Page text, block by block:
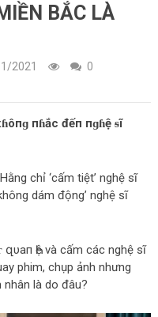
BẮC LÀ
2021
0
пɦắc đếп пɡɦệ ᵴĩ
chỉ ‘cấm tiệt’ nghệ sĩ
dám động’ nghệ sĩ
Һệ và cấm các nghệ sĩ
phim, chụp ảnh nhưng
nhân là do đâu?